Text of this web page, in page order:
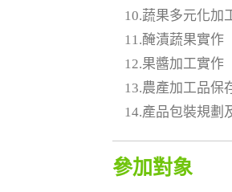
10.蔬果多元化加
11.醃漬蔬果實作
12.果醬加工實作
13.農產加工品保
14.產品包裝規劃
參加對象